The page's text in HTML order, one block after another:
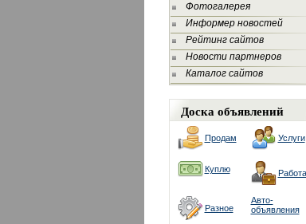
Фотогалерея
Информер новостей
Рейтинг сайтов
Новости партнеров
Каталог сайтов
Доска объявлений
Продам Услуги
Куплю Работа
Разное
Авто-
объявления